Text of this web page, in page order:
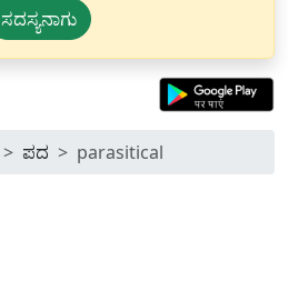
ಸದಸ್ಯನಾಗು
ಪದ parasitical